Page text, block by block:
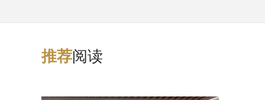
推荐阅读